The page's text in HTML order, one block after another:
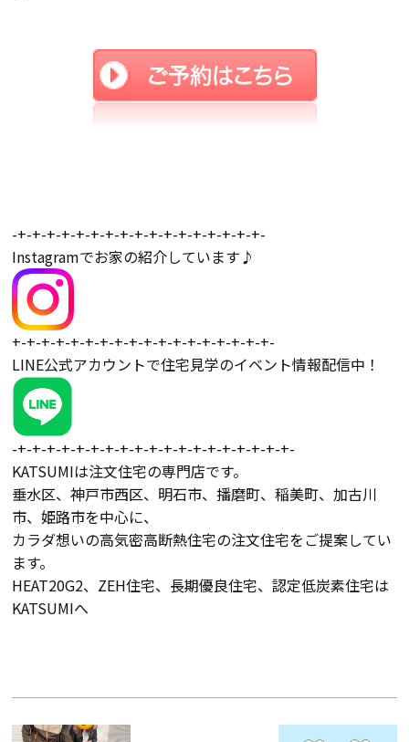
イベント・見学会
会社案内
経営理念・
会社案内
KATSUMIの
取り組み
採用情報
家づくりサポート
土地の上手な探し方
家づくりの資金計画
設計・施工品質管理
家づくりのスケジュール
-+-+-+-+-+-+-+-+-+-+-+-+-+-+-+-+-+-
Instagramでお家の紹介しています♪
+-+-+-+-+-+-+-+-+-+-+-+-+-+-+-+-+-+-
LINE公式アカウントで住宅見学のイベント情報配信中！
-+-+-+-+-+-+-+-+-+-+-+-+-+-+-+-+-+-+-+-
KATSUMIは注文住宅の専門店です。
垂水区、神戸市西区、明石市、播磨町、稲美町、加古川
市、姫路市を中心に、
カラダ想いの高気密高断熱住宅の注文住宅をご提案してい
ます。
HEAT20G2、ZEH住宅、長期優良住宅、認定低炭素住宅は
KATSUMIへ